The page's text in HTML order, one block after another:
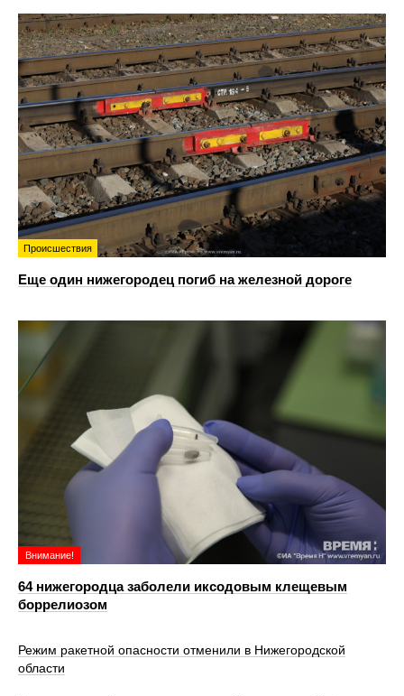
Происшествия
Еще один нижегородец погиб на железной дороге
Внимание!
64 нижегородца заболели иксодовым клещевым
боррелиозом
Режим ракетной опасности отменили в Нижегородской
области